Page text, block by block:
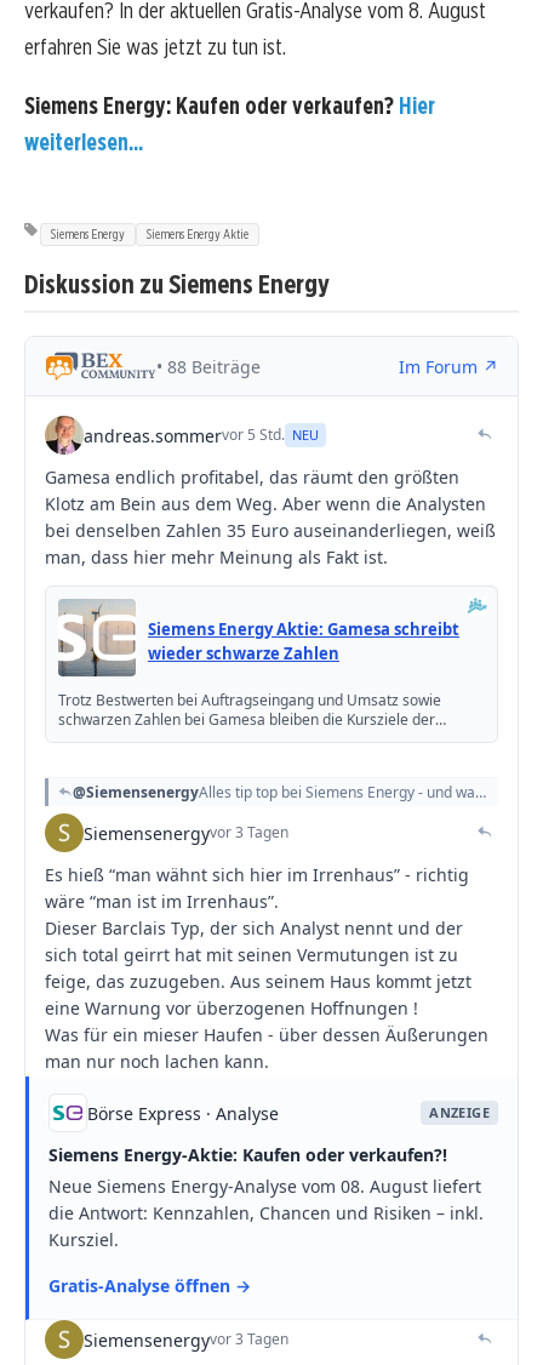
verkaufen? In der aktuellen Gratis-Analyse vom 8. August
erfahren Sie was jetzt zu tun ist.
Siemens Energy: Kaufen oder verkaufen? Hier
weiterlesen...
Siemens Energy Siemens Energy Aktie
Diskussion zu Siemens Energy